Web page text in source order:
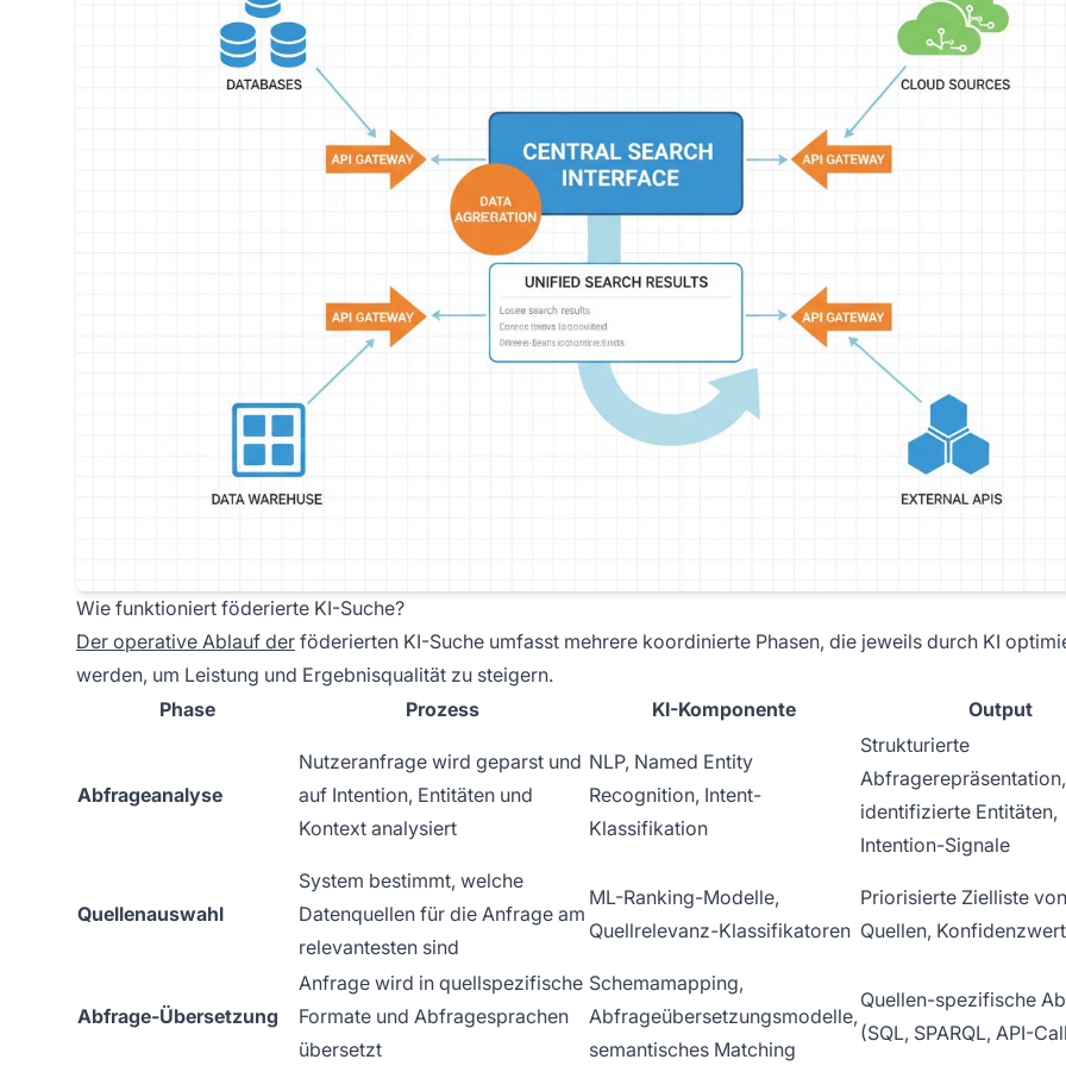
Wie funktioniert föderierte KI-Suche?
Der operative Ablauf der föderierten KI-Suche umfasst mehrere koordinierte Phasen, die jeweils durch KI
werden, um Leistung und Ergebnisqualität zu steigern.
Phase
Prozess KI-Komponente Output
Abfrageanalyse
Nutzeranfrage wird geparst und
auf Intention, Entitäten und
Kontext analysiert
NLP, Named Entity
Recognition, Intent-
Klassifikation
Strukturierte
Abfragerepräsentation,
identifizierte Entitäten,
Intention-Signale
Quellenauswahl
System bestimmt, welche
Datenquellen für die Anfrage am
relevantesten sind
ML-Ranking-Modelle,
Quellrelevanz-Klassifikatoren
Priorisierte Zielliste von
Quellen,
Abfrage-Übersetzung
Anfrage wird in quellspezifische
Formate und Abfragesprachen
übersetzt
Schemamapping,
Abfrageübersetzungsmodelle,
semantisches Matching
Quellen-spezifische
(SQL, SPARQL, API-